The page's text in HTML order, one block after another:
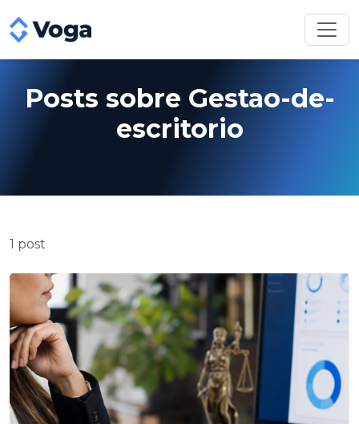
Posts sobre Gestao-de-
escritorio
1 post